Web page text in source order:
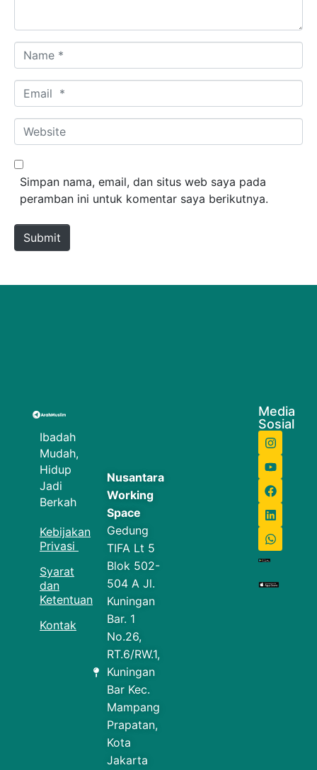
Name *
Email *
Website
Simpan nama, email, dan situs web saya pada
peramban ini untuk komentar saya berikutnya.
Submit
Ibadah
Mudah,
Hidup
Jadi
Berkah
Kebijakan
Privasi
Syarat
dan
Ketentuan
Kontak
Nusantara
Working
Space
Gedung
TIFA Lt 5
Blok 502-
504 A Jl.
Kuningan
Bar. 1
No.26,
RT.6/RW.1,
Kuningan
Bar Kec.
Mampang
Prapatan,
Kota
Jakarta
Media
Sosial